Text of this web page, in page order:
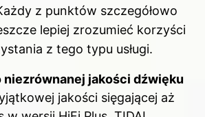
z punktów szczegółowo
lepiej zrozumieć korzyści
z tego typu usługi.
niezrównanej jakości dźwięku
jakości sięgającej aż